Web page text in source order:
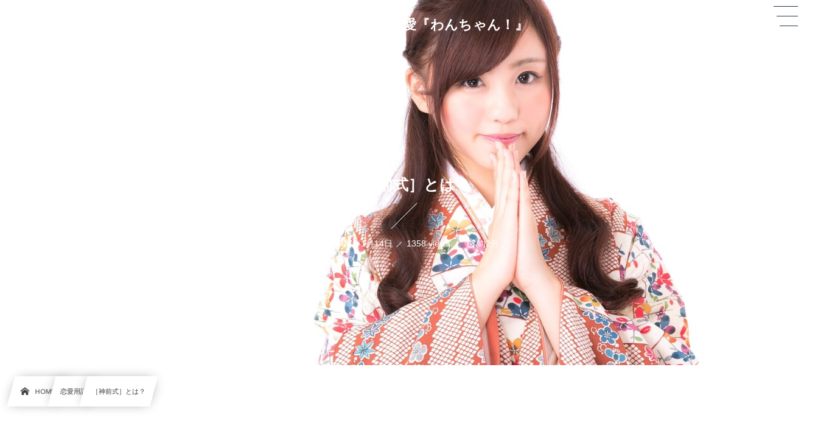
プラトニックな恋愛『わんちゃん！』
［神前式］とは？
2017年1月14日 1358 views 約2分
HOME 恋愛用語 ［神前式］とは？